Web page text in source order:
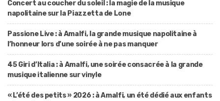
Concert au coucher du soleil : la magie de la musique
napolitaine sur la Piazzetta de Lone
Passione Live : à Amalfi, la grande musique napolitaine à
l’honneur lors d’une soirée à ne pas manquer
45 Giri d’Italia : à Amalfi, une soirée consacrée à la grande
musique italienne sur vinyle
« L’été des petits » 2026 : à Amalfi, un été dédié aux enfants